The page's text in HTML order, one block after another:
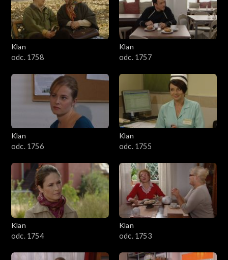
Klan
odc. 1758
Klan
odc. 1757
Klan
odc. 1756
Klan
odc. 1755
Klan
odc. 1754
Klan
odc. 1753